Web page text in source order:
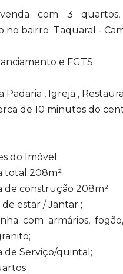
com 3
no bairro Taquaral -
e FGTS.
Padaria , Igreja ,
de 10 minutos do
do Imóvel:
total 208m²
de construção 208m²
de estar / Jantar ;
com armários,
de Serviço/quintal;
;